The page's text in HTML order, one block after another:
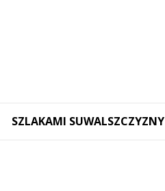
SZLAKAMI SUWALSZCZYZNY